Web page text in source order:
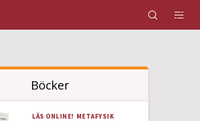
Böcker
LÄS ONLINE! METAFYSIK